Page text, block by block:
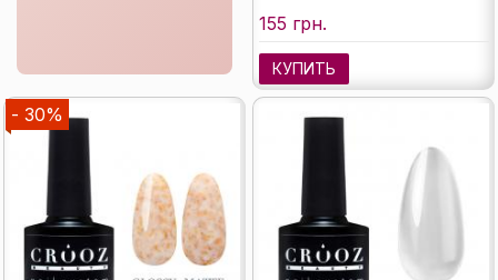
155 грн.
КУПИТЬ
- 30%